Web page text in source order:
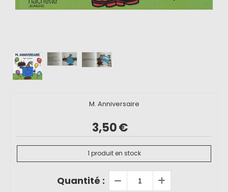
M. Anniversaire
3,50€
1 produit en stock
Quantité :